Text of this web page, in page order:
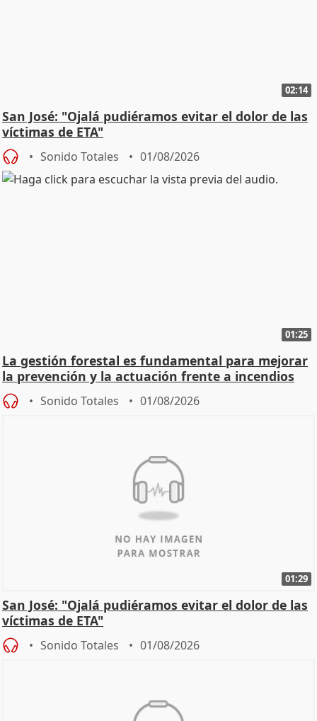
02:14
San José: "Ojalá pudiéramos evitar el dolor de las
víctimas de ETA"
Sonido Totales 01/08/2026
01:25
La gestión forestal es fundamental para mejorar
la prevención y la actuación frente a incendios
Sonido Totales 01/08/2026
01:29
San José: "Ojalá pudiéramos evitar el dolor de las
víctimas de ETA"
Sonido Totales 01/08/2026